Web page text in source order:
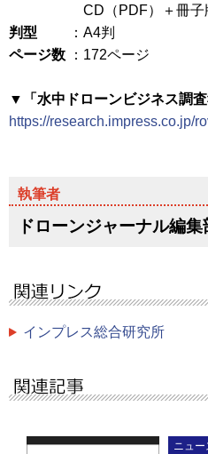
CD（PDF）＋冊子版
判型
：A4判
ページ数
：172ページ
▼「水中ドローンビジネス調
https://research.impress.co.jp/
ドローンジャーナル編集
インプレス総合研究所
ニュー